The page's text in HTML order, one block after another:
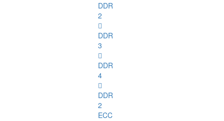
DDR
2
DDR
3
DDR
4
DDR
2
ECC